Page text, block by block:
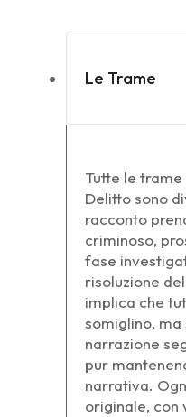
Le Trame
Tutte le
Delitto sono
racconto
criminoso,
fase
risoluzione
implica che
somiglino, ma
narrazione
pur
narrativa.
originale, con